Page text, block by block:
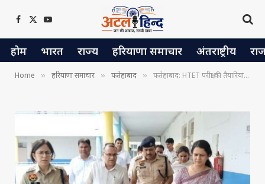
Facebook
X
(Twitter)
YouTube
होम भारत राज्य हरियाणा समाचार अंतराष्ट्रीय
Home » हरियाणा समाचार » फतेहाबाद » फतेहाबाद: HTET परीक्षा की तैयारियां पूरी, 15 केंद्रों पर 8680 परीक्षार्थी होंगे शामिल